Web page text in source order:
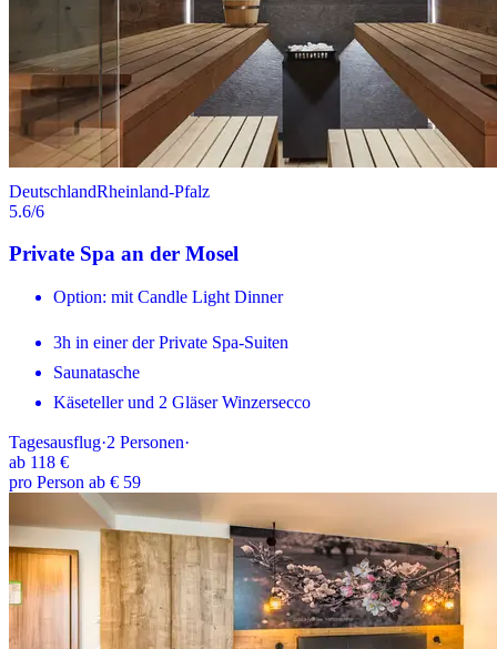
DeutschlandRheinland-Pfalz
5.6/6
Private Spa an der Mosel
Option: mit Candle Light Dinner
3h in einer der Private Spa-Suiten
Saunatasche
Käseteller und 2 Gläser Winzersecco
Tagesausflug·2 Personen·
ab 118 €
pro Person ab € 59